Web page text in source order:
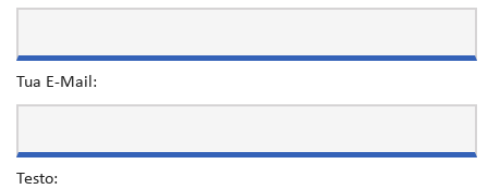
Tua E-Mail:
Testo: